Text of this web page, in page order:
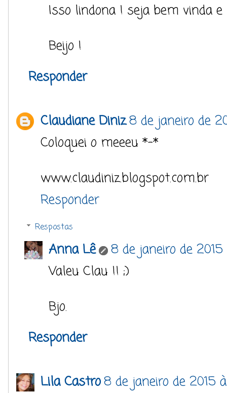
Isso lindona ! seja bem vinda
Beijo !
Responder
Claudiane Diniz8 de janeiro de
Coloquei o meeeu *-*
www.claudiniz.blogspot.com.br
Responder
Respostas
Anna Lê
8 de janeiro de 2015
Valeu Clau !! ;)
Bjo.
Responder
Lila Castro8 de janeiro de 2015